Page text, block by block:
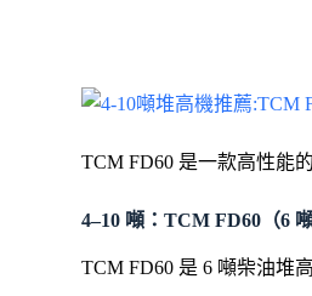
TCM FD60 是一款高性能
4–10 噸：TCM FD60（6 噸
TCM FD60 是 6 噸柴油堆